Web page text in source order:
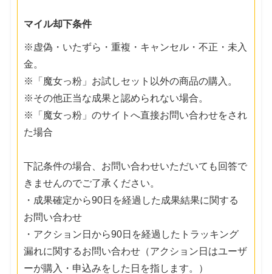
マイル却下条件
※虚偽・いたずら・重複・キャンセル・不正・未入
金。
※「魔女っ粉」お試しセット以外の商品の購入。
※その他正当な成果と認められない場合。
※「魔女っ粉」のサイトへ直接お問い合わせをされ
た場合
下記条件の場合、お問い合わせいただいても回答で
きませんのでご了承ください。
・成果確定から90日を経過した成果結果に関する
お問い合わせ
・アクション日から90日を経過したトラッキング
漏れに関するお問い合わせ（アクション日はユーザ
ーが購入・申込みをした日を指します。）